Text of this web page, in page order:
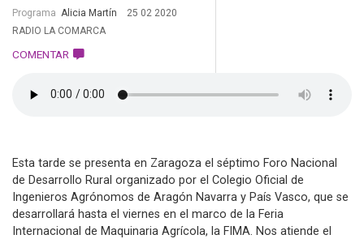
Programa Alicia Martín 25 02 2020
COMENTAR
RADIO LA COMARCA
Esta tarde se presenta en Zaragoza el séptimo Foro Nacional
de Desarrollo Rural organizado por el Colegio Oficial de
Ingenieros Agrónomos de Aragón Navarra y País Vasco, que se
desarrollará hasta el viernes en el marco de la Feria
Internacional de Maquinaria Agrícola, la FIMA. Nos atiende el